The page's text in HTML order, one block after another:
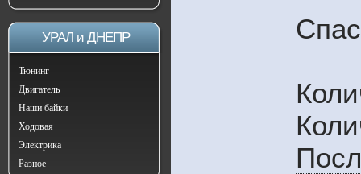
УРАЛ и ДНЕПР
Тюнинг
Двигатель
Наши байки
Ходовая
Электрика
Разное